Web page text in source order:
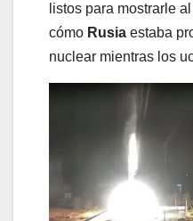
listos para mostrarle
cómo Rusia estaba
nuclear mientras los